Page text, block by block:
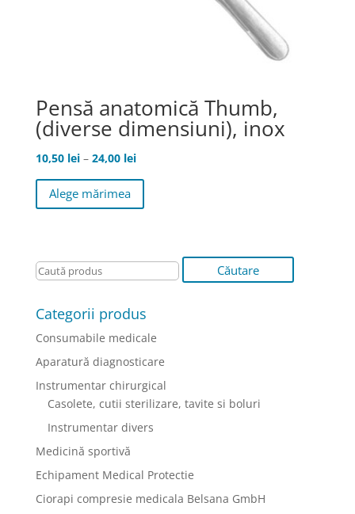
Pensă anatomică Thumb,
(diverse dimensiuni), inox
10,50 lei – 24,00 leiInterval
de
10,50 lei
24,00 lei
Alege mărimea
Acest
are
variații.
Opțiunile
fi
alese
în
produsului.
Categorii produs
Consumabile medicale
Aparatură diagnosticare
Instrumentar chirurgical
Casolete, cutii sterilizare, tavite si boluri
Instrumentar divers
Medicină sportivă
Echipament Medical Protectie
Ciorapi compresie medicala Belsana GmbH